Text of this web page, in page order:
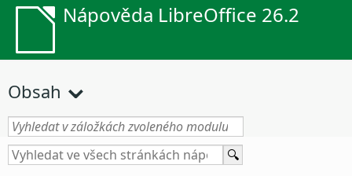
Nápověda LibreOffice 26.2
Obsah